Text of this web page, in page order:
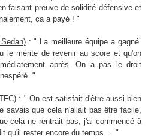
faisant preuve de solidité défensive et
ça a payé ! "
: " La meilleure équipe a gagné.
le mérite de revenir au score et qu'on
après. On a pas le droit
"
: " On est satisfait d'être aussi bien
savais que cela n'allait pas être facile,
cela ne rentrait pas, j'ai commencé à
qu'il rester encore du temps ... "